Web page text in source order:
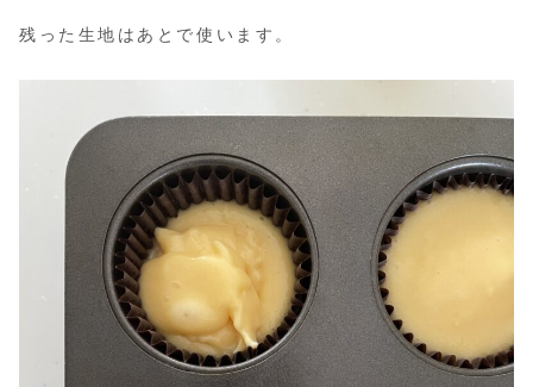
残った生地はあとで使います。